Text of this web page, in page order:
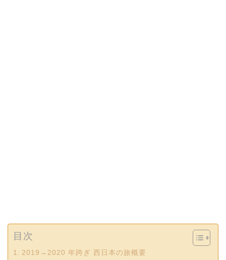
目次
2019→2020 年跨ぎ 西日本の旅概要